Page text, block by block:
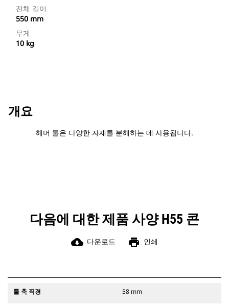
전체 길이
550 mm
무게
10 kg
개요
해머 툴은 다양한 자재를 분해하는 데 사용됩니다.
다음에 대한 제품 사양 H55 콘
cloud_download 다운로드 print 인쇄
툴 축 직경 58 mm